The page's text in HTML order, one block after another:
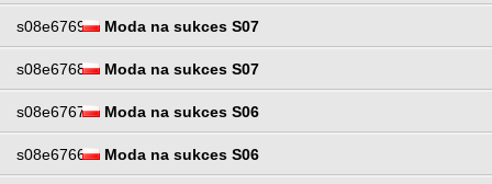
s08e6769 Moda na sukces S07
s08e6768 Moda na sukces S07
s08e6767 Moda na sukces S06
s08e6766 Moda na sukces S06